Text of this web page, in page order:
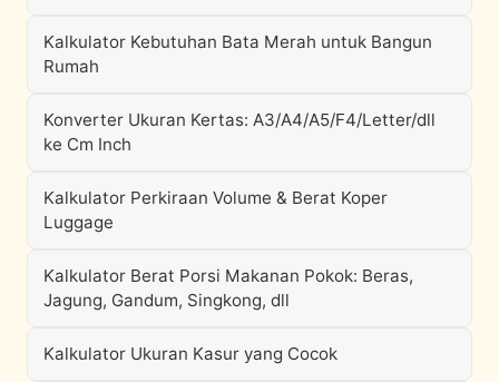
Kalkulator Kebutuhan Bata Merah untuk Bangun
Rumah
Konverter Ukuran Kertas: A3/A4/A5/F4/Letter/dll
ke Cm Inch
Kalkulator Perkiraan Volume & Berat Koper
Luggage
Kalkulator Berat Porsi Makanan Pokok: Beras,
Jagung, Gandum, Singkong, dll
Kalkulator Ukuran Kasur yang Cocok